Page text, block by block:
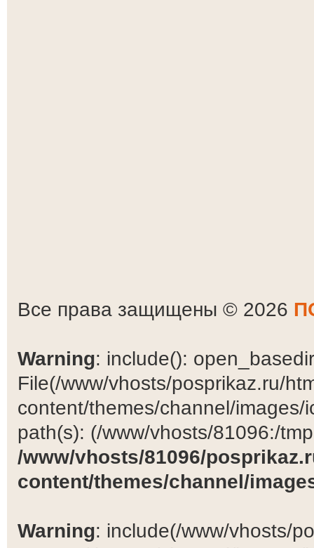
Все права защищены © 2026
Warning: include():
File(/www/vhosts/posprikaz.ru/
content/themes/channel/
path(s): (/www/vhosts/81096:/
/www/vhosts/81096/
content/themes/channel/
Warning: include(/www/vhosts/